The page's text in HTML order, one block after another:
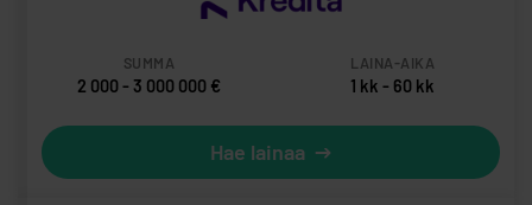
2 000 - 3 000 000 € 1 kk - 60 kk
Hae lainaa